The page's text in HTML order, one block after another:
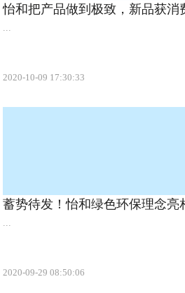
怡和把产品做到极致，新品获消
...
2020-10-09 17:30:33
蓄势待发！怡和绿色环保理念亮
...
2020-09-29 08:50:06